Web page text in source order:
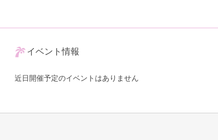
イベント情報
近日開催予定のイベントはありません